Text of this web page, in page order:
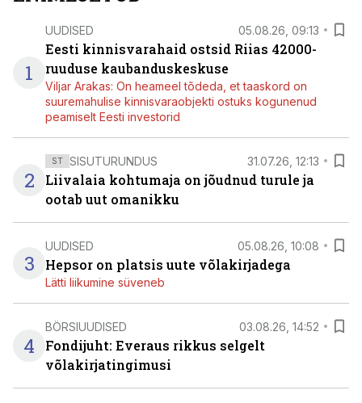
1
UUDISED 05.08.26, 09:13
Eesti kinnisvarahaid ostsid Riias 42000-
ruuduse kaubanduskeskuse
Viljar Arakas: On heameel tõdeda, et taaskord on
suuremahulise kinnisvaraobjekti ostuks kogunenud
peamiselt Eesti investorid
2
ST SISUTURUNDUS 31.07.26, 12:13
Liivalaia kohtumaja on jõudnud turule ja
ootab uut omanikku
3
UUDISED 05.08.26, 10:08
Hepsor on platsis uute võlakirjadega
Lätti liikumine süveneb
4
BÖRSIUUDISED 03.08.26, 14:52
Fondijuht: Everaus rikkus selgelt
võlakirjatingimusi